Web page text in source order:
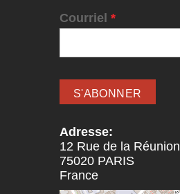
Courriel *
Adresse:
12 Rue de la Réunion
75020 PARIS
France